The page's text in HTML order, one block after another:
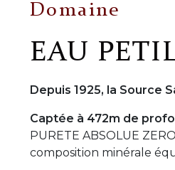
Domaine
EAU
Depuis 1925, la Source
Captée à 472m de
PURETE ABSOLUE
composition minérale